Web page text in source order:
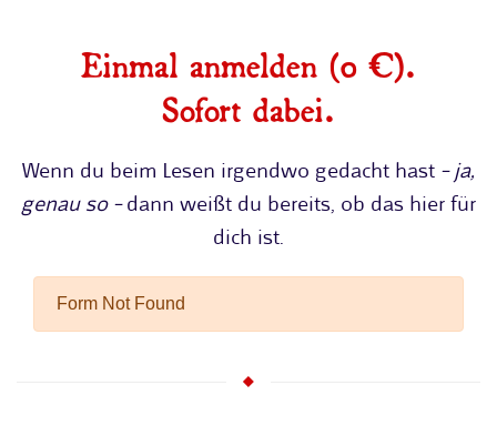
Einmal anmelden (0 €).
Sofort dabei.
Wenn du beim Lesen irgendwo gedacht hast – ja,
genau so –dann weißt du bereits, ob das hier für
dich ist.